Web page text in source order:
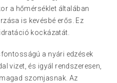
a hőmérséklet általában
is kevésbé erős. Ez
kockázatát.
a nyári edzések
vizet, és igyál rendszeresen,
szomjasnak. Az